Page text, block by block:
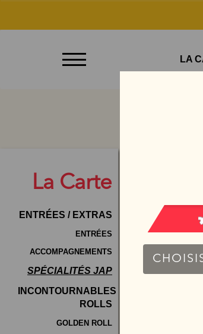
Emporter
Contact
Mentions
Légales
Programme
De
Fidélité
LA
La Carte
ENTRÉES / EXTRAS
ENTRÉES
ACCOMPAGNEMENTS
SPÉCIALITÉS JAP
INCONTOURNABLES
ROLLS
GOLDEN ROLL